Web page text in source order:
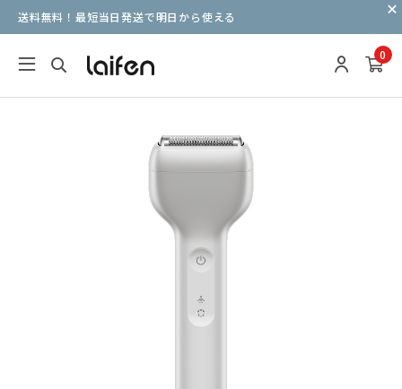
送料無料！最短当日発送で明日から使える
0